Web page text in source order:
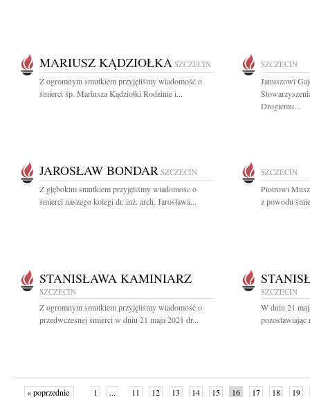
MARIUSZ KĄDZIOŁKA SZCZECIN
Z ogromnym smutkiem przyjęliśmy wiadomość o
śmierci śp. Mariusza Kądziołki Rodzinie i...
SZCZECIN
Januszowi
Drogiemu...
JAROSŁAW BONDAR SZCZECIN
Z głębokim smutkiem przyjęliśmy wiadomośc o
śmierci naszego kolegi dr. inż. arch. Jarosława...
SZCZECIN
Piotrowi
z powodu
STANISŁAWA KAMINIARZ
SZCZECIN
Z ogromnym smutkiem przyjęliśmy wiadomość o
przedwczesnej śmierci w dniu 21 maja 2021 dr...
SZCZECIN
W dniu 21
« poprzednie 1 ... 11 12 13 14 15 16 17 18 19